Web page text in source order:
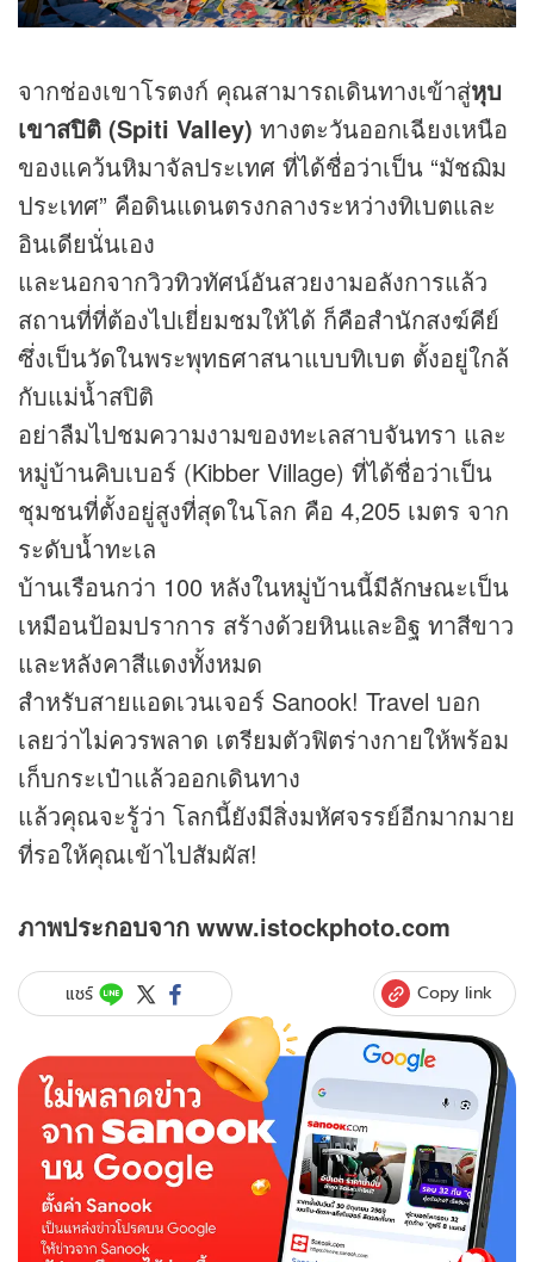
จากช่องเขาโรตงก์ คุณสามารถเดินทางเข้าสู่หุบ
เขาสปิติ (Spiti Valley) ทางตะวันออกเฉียงเหนือ
ของแคว้นหิมาจัลประเทศ ที่ได้ชื่อว่าเป็น “มัชฌิม
ประเทศ” คือดินแดนตรงกลางระหว่างทิเบตและ
อินเดียนั่นเอง
และนอกจากวิวทิวทัศน์อันสวยงามอลังการแล้ว
สถานที่ที่ต้องไปเยี่ยมชมให้ได้ ก็คือสำนักสงฆ์คีย์
ซึ่งเป็นวัดในพระพุทธศาสนาแบบทิเบต ตั้งอยู่ใกล้
กับแม่น้ำสปิติ
อย่าลืมไปชมความงามของทะเลสาบจันทรา และ
หมู่บ้านคิบเบอร์ (Kibber Village) ที่ได้ชื่อว่าเป็น
ชุมชนที่ตั้งอยู่สูงที่สุดในโลก คือ 4,205 เมตร จาก
ระดับน้ำทะเล
บ้านเรือนกว่า 100 หลังในหมู่บ้านนี้มีลักษณะเป็น
เหมือนป้อมปราการ สร้างด้วยหินและอิฐ ทาสีขาว
และหลังคาสีแดงทั้งหมด
สำหรับสายแอดเวนเจอร์ Sanook! Travel บอก
เลยว่าไม่ควรพลาด เตรียมตัวฟิตร่างกายให้พร้อม
เก็บกระเป๋าแล้วออกเดินทาง
แล้วคุณจะรู้ว่า โลกนี้ยังมีสิ่งมหัศจรรย์อีกมากมาย
ที่รอให้คุณเข้าไปสัมผัส!
ภาพประกอบจาก www.istockphoto.com
แชร์ Copy link